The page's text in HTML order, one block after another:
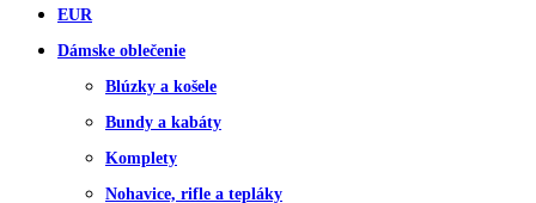
EUR
Dámske oblečenie
Blúzky a košele
Bundy a kabáty
Komplety
Nohavice, rifle a tepláky